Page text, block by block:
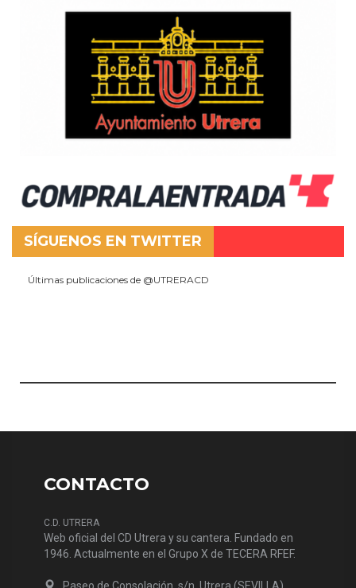
SÍGUENOS EN TWITTER
Últimas publicaciones de @UTRERACD
CONTACTO
C.D. UTRERA
Web oficial del CD Utrera y su cantera. Fundado en
1946. Actualmente en el Grupo X de TECERA RFEF.